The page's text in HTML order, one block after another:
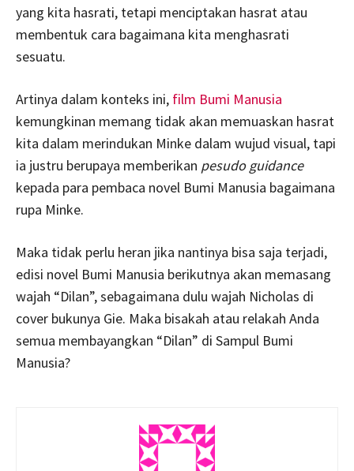
yang kita hasrati, tetapi menciptakan hasrat atau
membentuk cara bagaimana kita menghasrati
sesuatu.
Artinya dalam konteks ini, film Bumi Manusia
kemungkinan memang tidak akan memuaskan hasrat
kita dalam merindukan Minke dalam wujud visual, tapi
ia justru berupaya memberikan pesudo guidance
kepada para pembaca novel Bumi Manusia bagaimana
rupa Minke.
Maka tidak perlu heran jika nantinya bisa saja terjadi,
edisi novel Bumi Manusia berikutnya akan memasang
wajah “Dilan”, sebagaimana dulu wajah Nicholas di
cover bukunya Gie. Maka bisakah atau relakah Anda
semua membayangkan “Dilan” di Sampul Bumi
Manusia?